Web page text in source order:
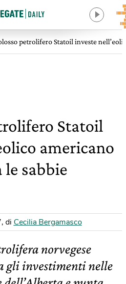
petrolifero Statoil investe
Statoil
americano
le sabbie
, di Cecilia Bergamasco
norvegese
gli investimenti nelle